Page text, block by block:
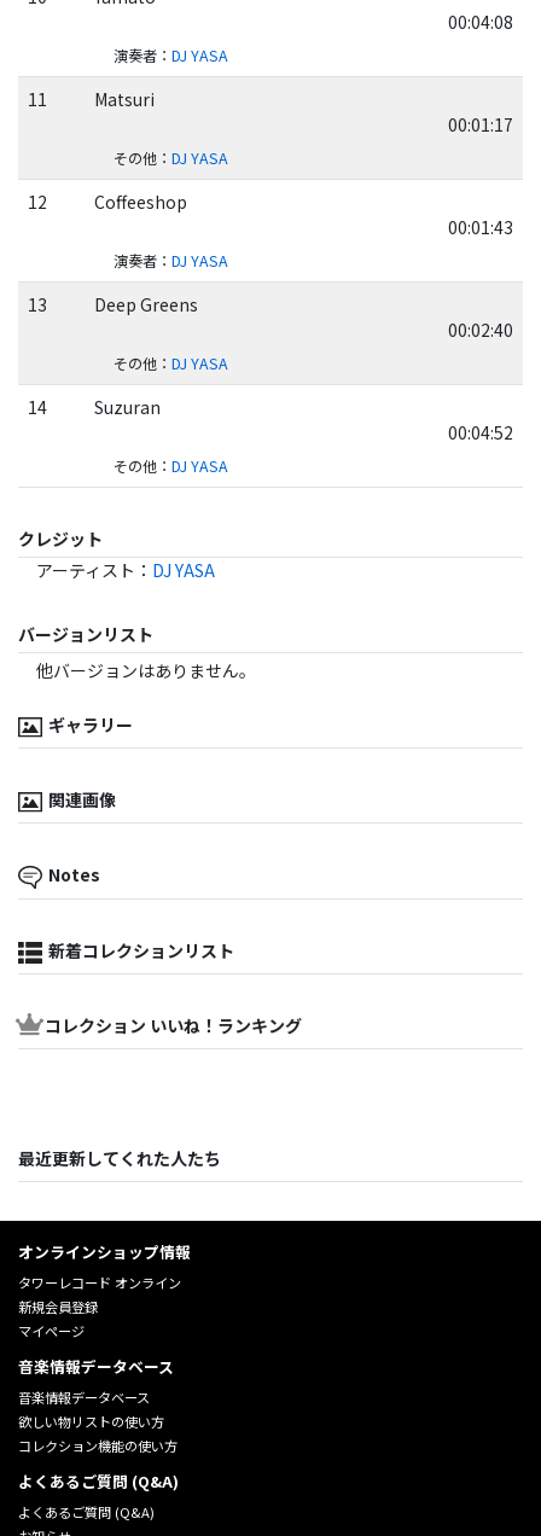
00:04:08
演奏者： DJ YASA
11
Matsuri
00:01:17
その他： DJ YASA
12
Coffeeshop
00:01:43
演奏者： DJ YASA
13
Deep Greens
00:02:40
その他： DJ YASA
14
Suzuran
00:04:52
その他： DJ YASA
クレジット
アーティスト ： DJ YASA
バージョンリスト
他バージョンはありません。
ギャラリー
関連画像
Notes
新着コレクションリスト
コレクション いいね！ランキング
最近更新してくれた人たち
オンラインショップ情報
タワーレコード オンライン
新規会員登録
マイページ
音楽情報データベース
音楽情報データベース
欲しい物リストの使い方
コレクション機能の使い方
よくあるご質問 (Q&A)
よくあるご質問 (Q&A)